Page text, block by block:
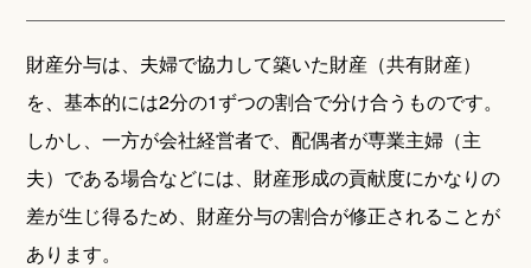
財産分与は、夫婦で協力して築いた財産（共有財産）
を、基本的には2分の1ずつの割合で分け合うものです。
しかし、一方が会社経営者で、配偶者が専業主婦（主
夫）である場合などには、財産形成の貢献度にかなりの
差が生じ得るため、財産分与の割合が修正されることが
あります。